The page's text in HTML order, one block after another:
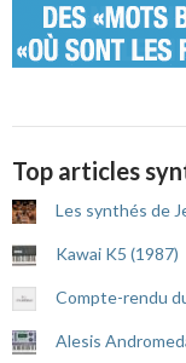
Top articles
Les synthés de
Kawai K5 (1987)
Compte-rendu
Alesis